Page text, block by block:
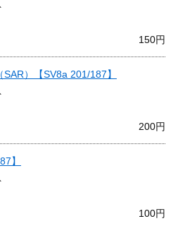
150円
）【SV8a 201/187】
200円
】
100円